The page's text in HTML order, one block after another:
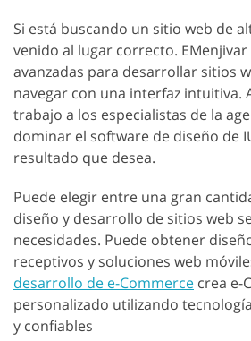
Si está buscando un sitio web de
venido al lugar correcto.
avanzadas para desarrollar sitios
navegar con una interfaz intuitiva.
trabajo a los especialistas de la
dominar el software de diseño de
resultado que desea.
Puede elegir entre una gran
diseño y desarrollo de sitios web
necesidades. Puede obtener
receptivos y soluciones web
desarrollo de e-Commerce crea e-
personalizado utilizando
y confiables